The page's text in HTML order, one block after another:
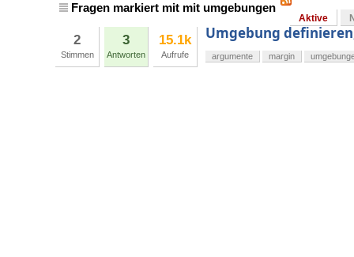
Fragen markiert mit mit umgebungen
Aktive
2
Stimmen
3
Antworten
15.1k
Aufrufe
Umgebung
argumente margin